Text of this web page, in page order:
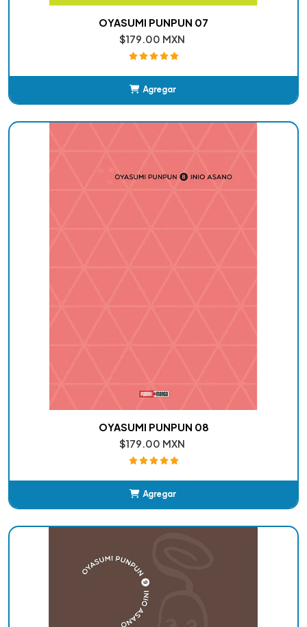
OYASUMI PUNPUN 07
$179.00 MXN
Agregar
OYASUMI PUNPUN 08
$179.00 MXN
Agregar